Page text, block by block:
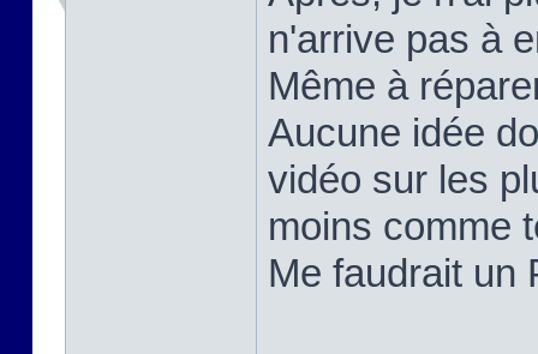
n'arrive pas à
Même à
Aucune idée
vidéo sur les
moins comme
Me faudrait un